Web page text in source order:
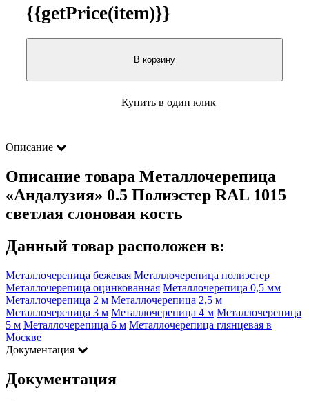
{{getPrice(item)}}
В корзину
Купить в один клик
Описание
Описание товара Металлочерепица
«Андалузия» 0.5 Полиэстер RAL 1015
светлая слоновая кость
Данный товар расположен в:
Металлочерепица бежевая Металлочерепица полиэстер
Металлочерепица оцинкованная Металлочерепица 0,5 мм
Металлочерепица 2 м Металлочерепица 2,5 м
Металлочерепица 3 м Металлочерепица 4 м Металлочерепица
5 м Металлочерепица 6 м Металлочерепица глянцевая в
Москве
Документация
Документация